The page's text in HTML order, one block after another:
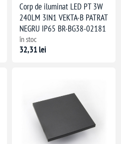
Corp de iluminat LED PT 3W
240LM 3IN1 VEKTA-B PATRAT
NEGRU IP65 BR-BG38-02181
în stoc
32,31 lei